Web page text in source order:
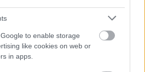
to enable storage
like cookies on web or
in apps.
Kutsaiev / Unsplash